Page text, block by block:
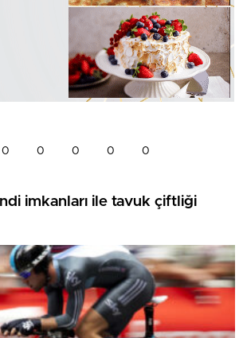
0 0 0 0 0
imkanları ile tavuk çiftliği